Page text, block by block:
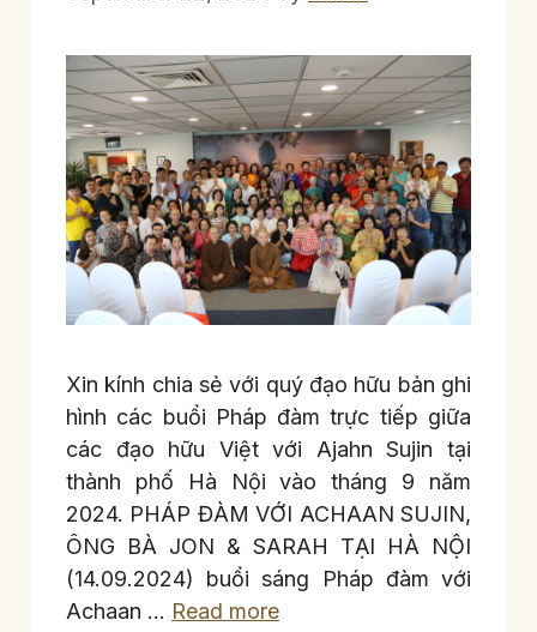
Xin kính chia sẻ với quý đạo hữu bản ghi
hình các buổi Pháp đàm trực tiếp giữa
các đạo hữu Việt với Ajahn Sujin tại
thành phố Hà Nội vào tháng 9 năm
2024. PHÁP ĐÀM VỚI ACHAAN SUJIN,
ÔNG BÀ JON & SARAH TẠI HÀ NỘI
(14.09.2024) buổi sáng Pháp đàm với
Achaan … Read more